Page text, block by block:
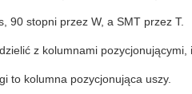
90 stopni przez W, a SMT przez T.
z kolumnami
to kolumna pozycjonująca uszy.